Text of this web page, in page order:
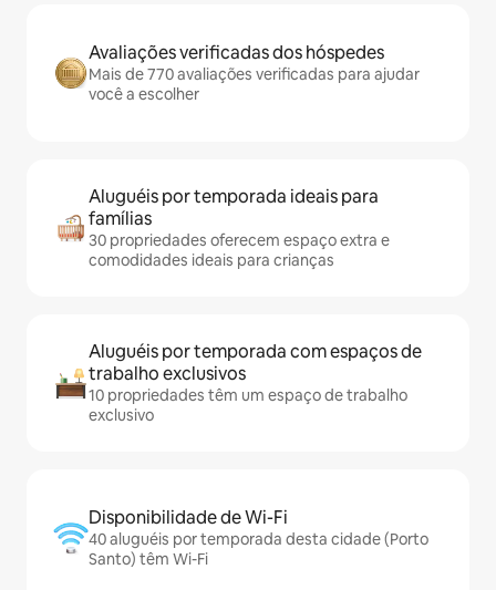
Avaliações verificadas dos hóspedes
Mais de 770 avaliações verificadas para ajudar
você a escolher
Aluguéis por temporada ideais para
famílias
30 propriedades oferecem espaço extra e
comodidades ideais para crianças
Aluguéis por temporada com espaços de
trabalho exclusivos
10 propriedades têm um espaço de trabalho
exclusivo
Disponibilidade de Wi-Fi
40 aluguéis por temporada desta cidade (Porto
Santo) têm Wi-Fi